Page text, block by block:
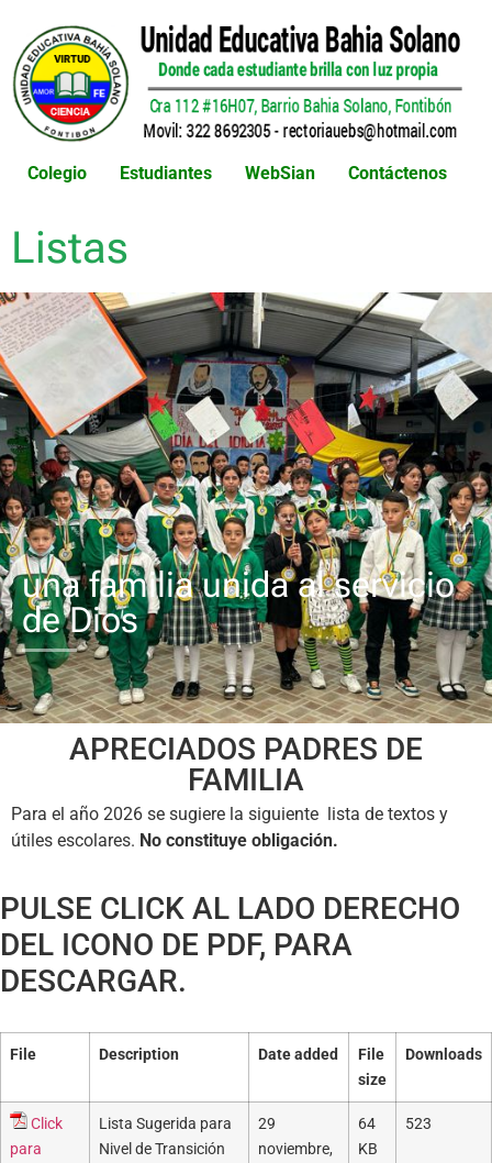
Colegio Estudiantes WebSian Contáctenos
Listas
una familia unida al servicio
de Dios
APRECIADOS PADRES DE
FAMILIA
Para el año 2026 se sugiere la siguiente lista de textos y
útiles escolares. No constituye obligación.
PULSE CLICK AL LADO DERECHO
DEL ICONO DE PDF, PARA
DESCARGAR.
File Description Date added
File
size
Downloads
Click
para
Lista Sugerida para
Nivel de Transición
29
noviembre,
64
KB
523